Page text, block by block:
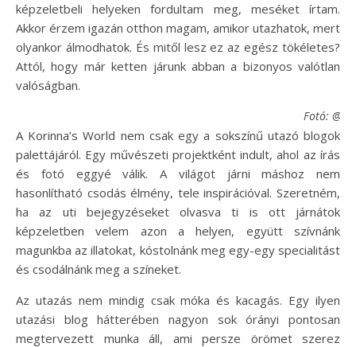
képzeletbeli helyeken fordultam meg, meséket írtam.
Akkor érzem igazán otthon magam, amikor utazhatok, mert
olyankor álmodhatok. És mitől lesz ez az egész tökéletes?
Attól, hogy már ketten járunk abban a bizonyos valótlan
valóságban.
Fotó:
A Korinna’s World nem csak egy a sokszínű utazó blogok
palettájáról. Egy művészeti projektként indult, ahol az írás
és fotó eggyé válik. A világot járni máshoz nem
hasonlítható csodás élmény, tele inspirációval. Szeretném,
ha az uti bejegyzéseket olvasva ti is ott járnátok
képzeletben velem azon a helyen, együtt szívnánk
magunkba az illatokat, kóstolnánk meg egy-egy specialitást
és csodálnánk meg a színeket.
Az utazás nem mindig csak móka és kacagás. Egy ilyen
utazási blog hátterében nagyon sok órányi pontosan
megtervezett munka áll, ami persze örömet szerez